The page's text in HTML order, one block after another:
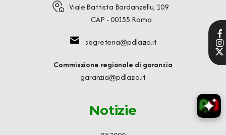
Viale Battista Bardanzellu, 109
CAP - 00155 Roma
segreteria@pdlazio.it
Commissione regionale di garanzia
garanzia@pdlazio.it
Notizie